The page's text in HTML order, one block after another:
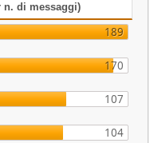
di messaggi)
189
170
107
104